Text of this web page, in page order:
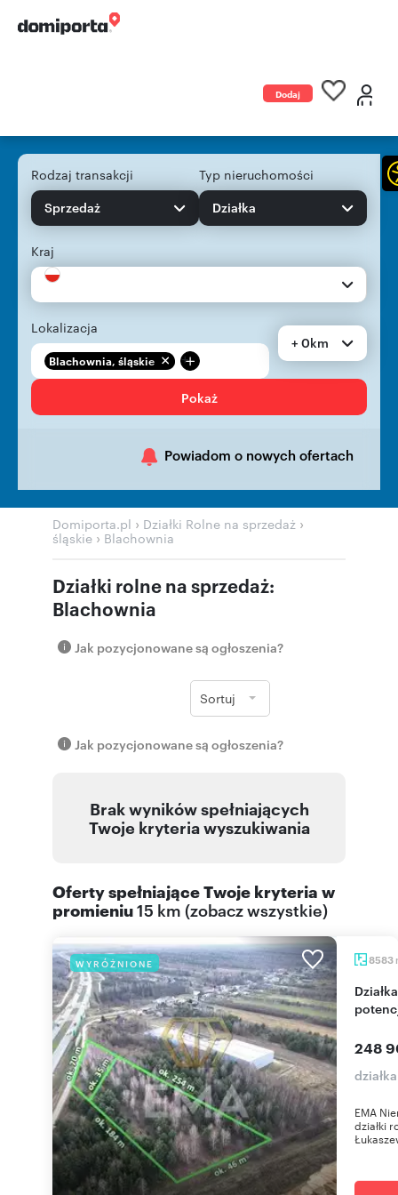
Dodaj
Rodzaj transakcji
Sprzedaż
Typ nieruchomości
Działka
Kraj
Lokalizacja
Blachownia, śląskie +
+ 0km
Pokaż
Powiadom o nowych ofertach
Domiporta.pl › Działki Rolne na sprzedaż ›
śląskie › Blachownia
Działki rolne na sprzedaż:
Blachownia
Jak pozycjonowane są ogłoszenia?
Sortuj
Jak pozycjonowane są ogłoszenia?
Brak wyników spełniających
Twoje kryteria wyszukiwania
Oferty spełniające Twoje kryteria w
promieniu15 km (zobacz wszystkie)
WYRÓŻNIONE 8583
Działka rolna 8583 m² przy A1 w Szarlejce –
248
EMA
działki